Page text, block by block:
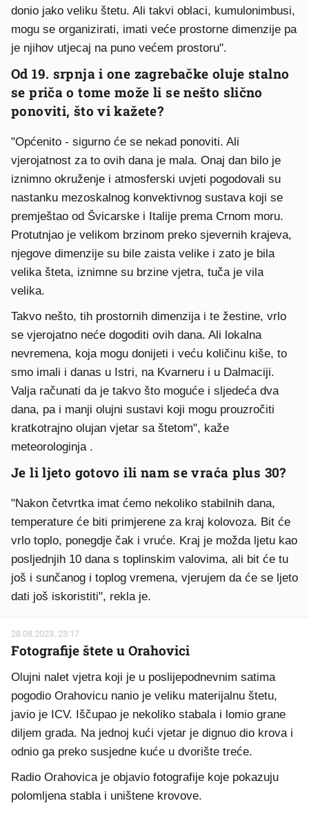
donio jako veliku štetu. Ali takvi oblaci, kumulonimbusi,
mogu se organizirati, imati veće prostorne dimenzije pa
je njihov utjecaj na puno većem prostoru".
Od 19. srpnja i one zagrebačke oluje stalno
se priča o tome može li se nešto slično
ponoviti, što vi kažete?
"Općenito - sigurno će se nekad ponoviti. Ali
vjerojatnost za to ovih dana je mala. Onaj dan bilo je
iznimno okruženje i atmosferski uvjeti pogodovali su
nastanku mezoskalnog konvektivnog sustava koji se
premještao od Švicarske i Italije prema Crnom moru.
Protutnjao je velikom brzinom preko sjevernih krajeva,
njegove dimenzije su bile zaista velike i zato je bila
velika šteta, iznimne su brzine vjetra, tuča je vila
velika.
Takvo nešto, tih prostornih dimenzija i te žestine, vrlo
se vjerojatno neće dogoditi ovih dana. Ali lokalna
nevremena, koja mogu donijeti i veću količinu kiše, to
smo imali i danas u Istri, na Kvarneru i u Dalmaciji.
Valja računati da je takvo što moguće i sljedeća dva
dana, pa i manji olujni sustavi koji mogu prouzročiti
kratkotrajno olujan vjetar sa štetom", kaže
meteorologinja .
Je li ljeto gotovo ili nam se vraća plus 30?
"Nakon četvrtka imat ćemo nekoliko stabilnih dana,
temperature će biti primjerene za kraj kolovoza. Bit će
vrlo toplo, ponegdje čak i vruće. Kraj je možda ljetu kao
posljednjih 10 dana s toplinskim valovima, ali bit će tu
još i sunčanog i toplog vremena, vjerujem da će se ljeto
dati još iskoristiti", rekla je.
28.08.2023. 23:17
Fotografije štete u Orahovici
Olujni nalet vjetra koji je u poslijepodnevnim satima
pogodio Orahovicu nanio je veliku materijalnu štetu,
javio je ICV. Iščupao je nekoliko stabala i lomio grane
diljem grada. Na jednoj kući vjetar je dignuo dio krova i
odnio ga preko susjedne kuće u dvorište treće.
Radio Orahovica je objavio fotografije koje pokazuju
polomljena stabla i uništene krovove.